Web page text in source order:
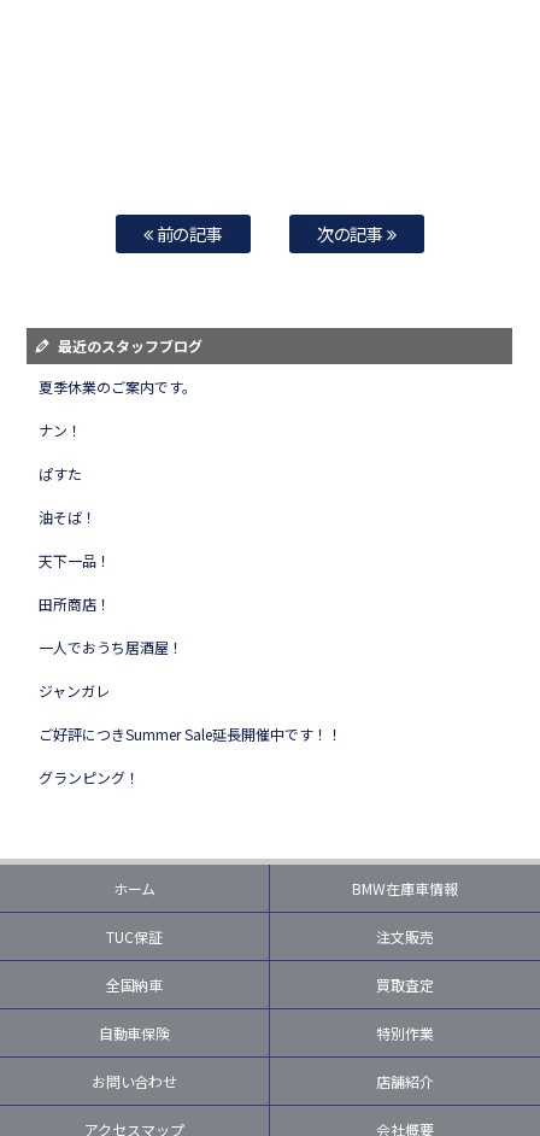
前の記事 次の記事
最近のスタッフブログ
夏季休業のご案内です。
ナン！
ぱすた
油そば！
天下一品！
田所商店！
一人でおうち居酒屋！
ジャンガレ
ご好評につきSummer Sale延長開催中です！！
グランピング！
ホーム BMW在庫車情報
TUC保証 注文販売
全国納車 買取査定
自動車保険 特別作業
お問い合わせ 店舗紹介
アクセスマップ 会社概要